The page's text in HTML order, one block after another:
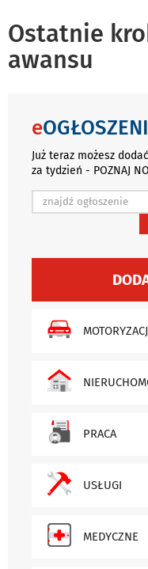
Ostatnie
awansu
e
Już teraz możesz
za tydzień - POZNAJ
PRACA
USŁUGI
MEDYCZNE